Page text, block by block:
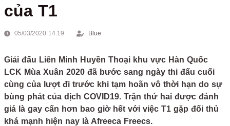
của T1
05/03/2020 14:19 Blue
Giải đấu Liên Minh Huyền Thoại khu vực Hàn Quốc
LCK Mùa Xuân 2020 đã bước sang ngày thi đấu cuối
cùng của lượt đi trước khi tạm hoãn vô thời hạn do sự
bùng phát của dịch COVID19. Trận thứ hai được đánh
giá là gay cấn hơn bao giờ hết với việc T1 gặp đối thủ
khá mạnh hiện nay là Afreeca Freecs.